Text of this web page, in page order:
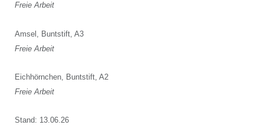
Freie Arbeit
Amsel, Buntstift, A3
Freie Arbeit
Eichhörnchen, Buntstift, A2
Freie Arbeit
Stand: 13.06.26